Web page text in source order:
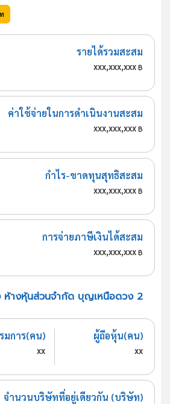
รายได้รวมสะสม
xxx,xxx,xxx฿
ค่าใช้จ่ายในการดำเนินงานสะสม
xxx,xxx,xxx฿
กำไร-ขาดทุนสุทธิสะสม
xxx,xxx,xxx฿
การจ่ายภาษีเงินได้สะสม
xxx,xxx,xxx฿
ห้างหุ้นส่วนจำกัด บุญเหนือดวง 2
มการ(คน)
xx
ผู้ถือหุ้น(คน)
xx
จำนวนบริษัทที่อยู่เดียวกัน (บริษัท)